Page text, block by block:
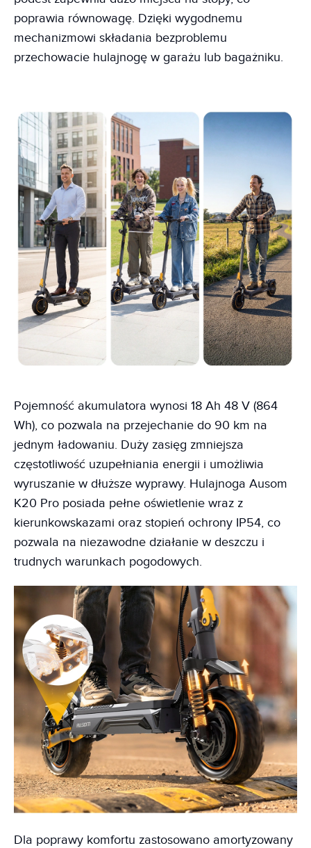
poprawia równowagę. Dzięki wygodnemu
mechanizmowi składania bezproblemu
przechowacie hulajnogę w garażu lub bagażniku.
Pojemność akumulatora wynosi 18 Ah 48 V (864
Wh), co pozwala na przejechanie do 90 km na
jednym ładowaniu. Duży zasięg zmniejsza
częstotliwość uzupełniania energii i umożliwia
wyruszanie w dłuższe wyprawy. Hulajnoga Ausom
K20 Pro posiada pełne oświetlenie wraz z
kierunkowskazami oraz stopień ochrony IP54, co
pozwala na niezawodne działanie w deszczu i
trudnych warunkach pogodowych.
Dla poprawy komfortu zastosowano amortyzowany